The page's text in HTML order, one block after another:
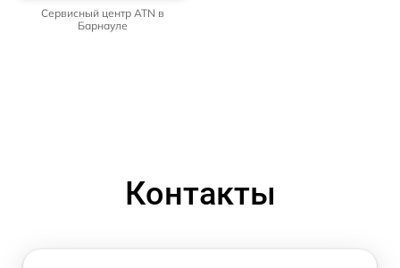
Сервисный центр ATN в
Барнауле
Контакты